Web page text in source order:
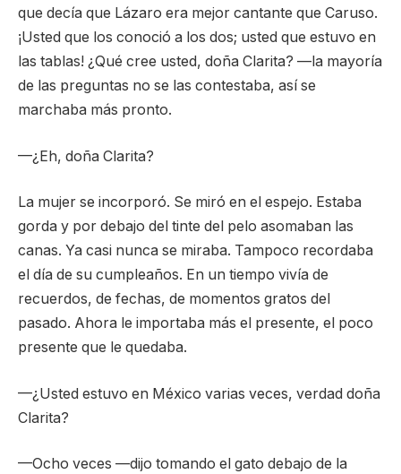
que decía que Lázaro era mejor cantante que Caruso.
¡Usted que los conoció a los dos; usted que estuvo en
las tablas! ¿Qué cree usted, doña Clarita? —la mayoría
de las preguntas no se las contestaba, así se
marchaba más pronto.
—¿Eh, doña Clarita?
La mujer se incorporó. Se miró en el espejo. Estaba
gorda y por debajo del tinte del pelo asomaban las
canas. Ya casi nunca se miraba. Tampoco recordaba
el día de su cumpleaños. En un tiempo vivía de
recuerdos, de fechas, de momentos gratos del
pasado. Ahora le importaba más el presente, el poco
presente que le quedaba.
—¿Usted estuvo en México varias veces, verdad doña
Clarita?
—Ocho veces —dijo tomando el gato debajo de la